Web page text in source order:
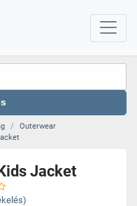
Outerwear
Jacket